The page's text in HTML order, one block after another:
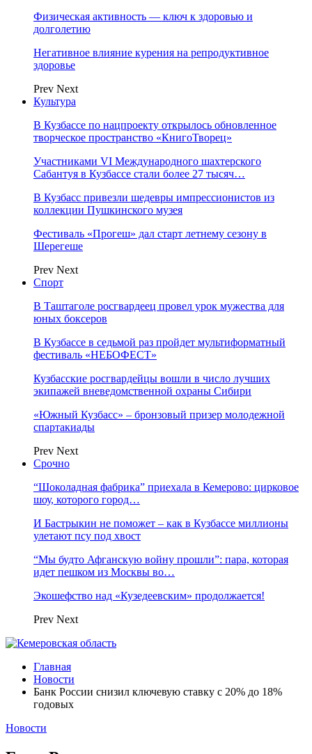
Физическая активность — ключ к здоровью и
долголетию
Негативное влияние курения на репродуктивное
здоровье
Prev Next
Культура
В Кузбассе по нацпроекту открылось обновленное
творческое пространство «КнигоТворец»
Участниками VI Международного шахтерского
Сабантуя в Кузбассе стали более 27 тысяч…
В Кузбасс привезли шедевры импрессионистов из
коллекции Пушкинского музея
Фестиваль «Прогеш» дал старт летнему сезону в
Шерегеше
Prev Next
Спорт
В Таштаголе росгвардеец провел урок мужества для
юных боксеров
В Кузбассе в седьмой раз пройдет мультиформатный
фестиваль «НЕБОФЕСТ»
Кузбасские росгвардейцы вошли в число лучших
экипажей вневедомственной охраны Сибири
«Южный Кузбасс» – бронзовый призер молодежной
спартакиады
Prev Next
Срочно
“Шоколадная фабрика” приехала в Кемерово: цирковое
шоу, которого город…
И Бастрыкин не поможет – как в Кузбассе миллионы
улетают псу под хвост
“Мы будто Афганскую войну прошли”: пара, которая
идет пешком из Москвы во…
Экошефство над «Кузедеевским» продолжается!
Prev Next
Главная
Новости
Банк России снизил ключевую ставку с 20% до 18%
годовых
Новости